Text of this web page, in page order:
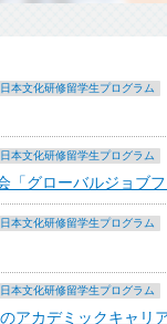
本文化研修留学生プログラム
本文化研修留学生プログラム
「グローバルジョブ
本文化研修留学生プログラム
本文化研修留学生プログラム
アカデミックキャリ